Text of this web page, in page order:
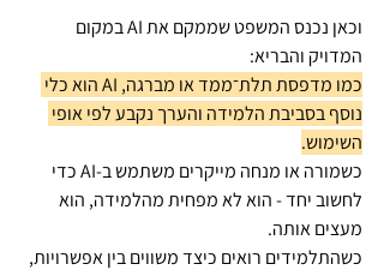
וכאן נכנס המשפט שממקם את AI במקום
המדויק והבריא:
כמו מדפסת תלת־ממד או מברגה, AI הוא כלי
נוסף בסביבת הלמידה והערך נקבע לפי אופי
השימוש.
כשמורה או מנחה מייקרים משתמש ב-AI כדי
לחשוב יחד - הוא לא מפחית מהלמידה, הוא
מעצים אותה.
כשהתלמידים רואים כיצד משווים בין אפשרויות,